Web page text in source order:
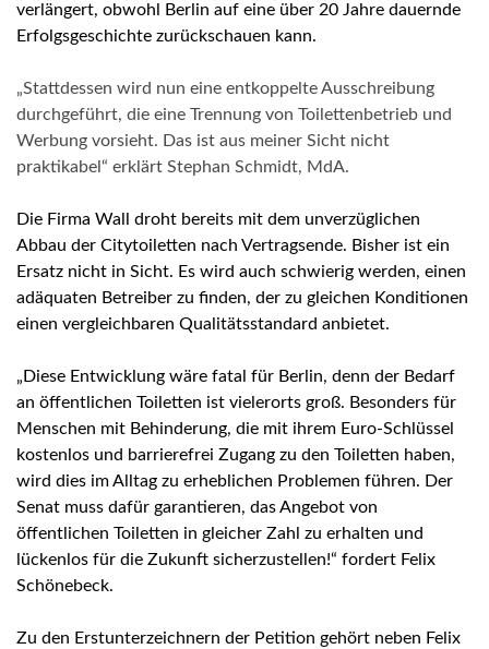
verlängert, obwohl Berlin auf eine über 20 Jahre dauernde
Erfolgsgeschichte zurückschauen kann.
„Stattdessen wird nun eine entkoppelte Ausschreibung
durchgeführt, die eine Trennung von Toilettenbetrieb und
Werbung vorsieht. Das ist aus meiner Sicht nicht
praktikabel“ erklärt Stephan Schmidt, MdA.
Die Firma Wall droht bereits mit dem unverzüglichen
Abbau der Citytoiletten nach Vertragsende. Bisher ist ein
Ersatz nicht in Sicht. Es wird auch schwierig werden, einen
adäquaten Betreiber zu finden, der zu gleichen Konditionen
einen vergleichbaren Qualitätsstandard anbietet.
„Diese Entwicklung wäre fatal für Berlin, denn der Bedarf
an öffentlichen Toiletten ist vielerorts groß. Besonders für
Menschen mit Behinderung, die mit ihrem Euro-Schlüssel
kostenlos und barrierefrei Zugang zu den Toiletten haben,
wird dies im Alltag zu erheblichen Problemen führen. Der
Senat muss dafür garantieren, das Angebot von
öffentlichen Toiletten in gleicher Zahl zu erhalten und
lückenlos für die Zukunft sicherzustellen!“ fordert Felix
Schönebeck.
Zu den Erstunterzeichnern der Petition gehört neben Felix